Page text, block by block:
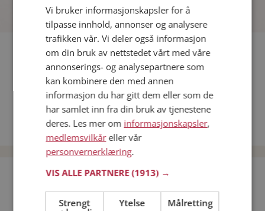
Fler single
Andre single fra Bærum
Menn fra Bærum
Date kvinner i Norge
Date menn i Norge
Bli medlem gratis!
Vi bruker informasjonskapsler for å
tilpasse innhold, annonser og analysere
trafikken vår. Vi deler også informasjon
om din bruk av nettstedet vårt med våre
annonserings- og analysepartnere som
kan kombinere den med annen
informasjon du har gitt dem eller som de
har samlet inn fra din bruk av tjenestene
deres. Les mer om informasjonskapsler,
medlemsvilkåreller vår
personvernerklæring.
VIS ALLE PARTNERE(1913) →
Strengt
Ytelse Målretting